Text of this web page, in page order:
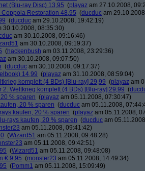
(Blu-ray Disc) 13,95 (playaz am 27.10.2008,
Restoration 48,95 (ducduc am
(ducduc am 29.10.2008, 19:42:19)
30.10.2008, 08:35:30)
am 30.10.2008, 09:16:46)
am 30.10.2008, 09:19:37)
(hackenbush am 03.11.2008, 23:29:36)
am 30.10.2008, 09:07:50)
(ducduc am 30.10.2008, 09:17:37)
14,99 (playaz am 31.10.2008, 08:59:04)
komplett (4 BDs) [Blu-ray] 29,99 (playaz am
2. Weltkrieg komplett (4 BDs) [Blu-ray] 29,99 (
% sparen (playaz am 05.11.2008, 07:30:47)
20 % sparen (ducduc am 05.11.2008,
kaufen, 20 % sparen (playaz am 05.11.2008,
rays kaufen, 20 % sparen (ducduc am
am 05.11.2008, 09:41:42)
(Wizard51 am 05.11.2008, 09:48:28)
am 05.11.2008, 09:42:51)
(Wizard51 am 05.11.2008, 09:48:08)
€ 9,95 (monster23 am 05.11.2008, 14:49:34)
(Pomm1 am 05.11.2008, 15:09:49)